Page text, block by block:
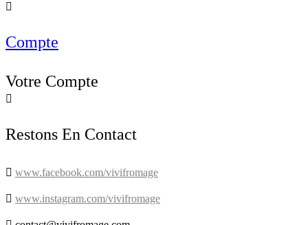

Compte
Votre Compte

Restons En Contact
 www.facebook.com/vivifromage
 www.instagram.com/vivifromage